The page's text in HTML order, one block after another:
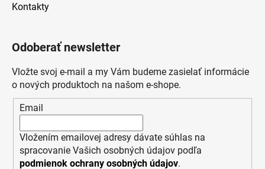
Kontakty
Odoberať newsletter
Vložte svoj e-mail a my Vám budeme zasielať informácie
o nových produktoch na našom e-shope.
Email
Vložením emailovej adresy dávate súhlas na
spracovanie Vašich osobných údajov podľa
podmienok ochrany osobných údajov.